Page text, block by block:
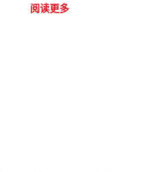
阅读更多